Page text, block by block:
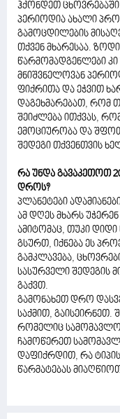
ჰქონდეთ ცხოვრებაში
პერიოდია ახალი
გამოცდილების
თქვენ მხარესაა.
წარმომადგენლები
მნიშვნელოვან
ფიქრითა და ეჭვით
დაგეხმარებათ, რომ
შეიძლება ითქვას,
ემოციურობა და
შედეგი თქვენთვის
რა უნდა გავაკეთოთ
დროს?
პლანეტები
ამ დღეს მხარს უჭერენ
ამიტომაც, თუკი დიდი
გსურთ, იქნება ეს
გამკლავება,
სასურველი შედეგის
გაქვთ.
გამონახეთ დრო
საქმით,
რომელიც
ჩამოწერეთ
დაფიქრდით, რა
წარმატებას